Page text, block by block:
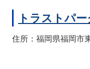
トラストパ
住所：福岡県福岡市